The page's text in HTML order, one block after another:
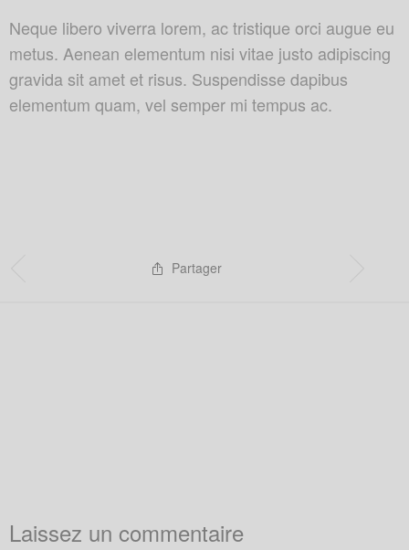
Neque libero viverra lorem, ac tristique orci augue eu
metus. Aenean elementum nisi vitae justo adipiscing
gravida sit amet et risus. Suspendisse dapibus
elementum quam, vel semper mi tempus ac.
Partager
Laissez un commentaire